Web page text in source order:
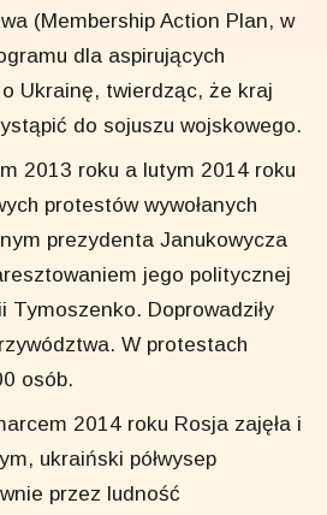
(Membership Action Plan, w
dla aspirujących
o Ukrainę, twierdząc, że kraj
do sojuszu wojskowego.
2013 roku a lutym 2014 roku
protestów wywołanych
prezydenta Janukowycza
jego politycznej
Tymoszenko. Doprowadziły
W protestach
osób.
2014 roku Rosja zajęła i
ukraiński półwysep
przez ludność